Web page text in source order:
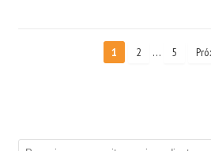
1 2 … 5